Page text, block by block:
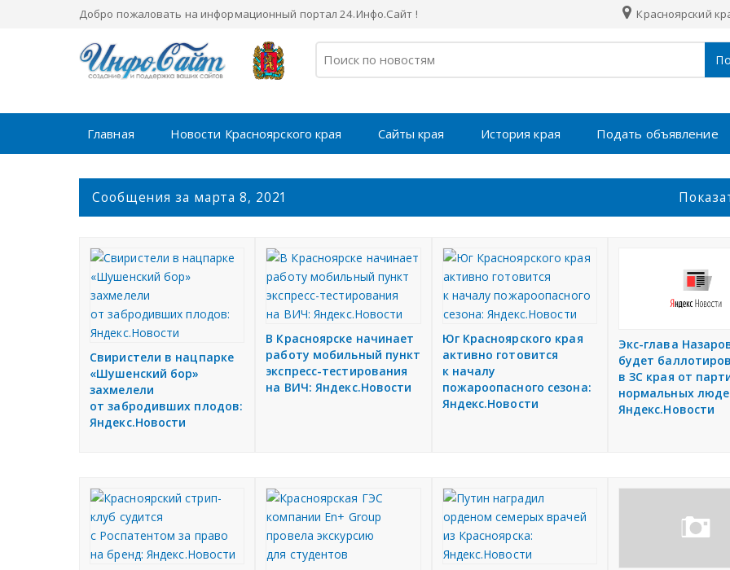
Добро пожаловать на информационный портал 24.Инфо.Сайт ! Красноярский
Главная Новости Красноярского края Сайты края История края Подать объявление
щ
Сообщения за марта 8, 2021
Свиристели в нацпарке
«Шушенский бор»
захмелели
от забродивших плодов:
Яндекс.Новости
В Красноярске начинает
работу мобильный пункт
экспресс-тестирования
на ВИЧ: Яндекс.Новости
Юг Красноярского края
активно готовится
к началу
пожароопасного сезона:
Яндекс.Новости
Экс-глава
будет
в ЗС края от
нормальных
Яндекс.Новости